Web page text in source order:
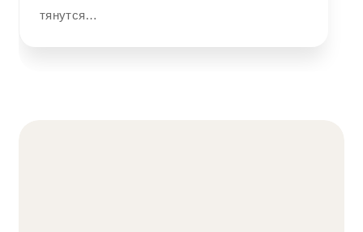
тянутся…